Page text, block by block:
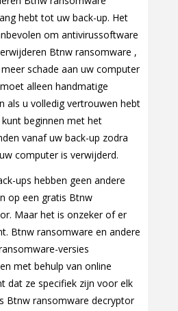
hebt tot uw back-up. Het
om antivirussoftware
Btnw ransomware ,
schade aan uw computer
alleen handmatige
als u volledig vertrouwen hebt
beginnen met het
vanaf uw back-up zodra
computer is verwijderd.
ups hebben geen andere
op een gratis Btnw
Maar het is onzeker of er
Btnw ransomware en andere
versies
met behulp van online
dat ze specifiek zijn voor elk
Btnw ransomware decryptor